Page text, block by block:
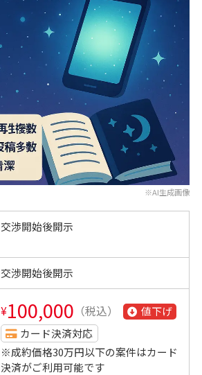
※AI生成画像
交渉開始後開示
交渉開始後開示
¥100,000 （税込）
値下げ
カード決済対応
※成約価格30万円以下の案件はカード
決済がご利用可能です